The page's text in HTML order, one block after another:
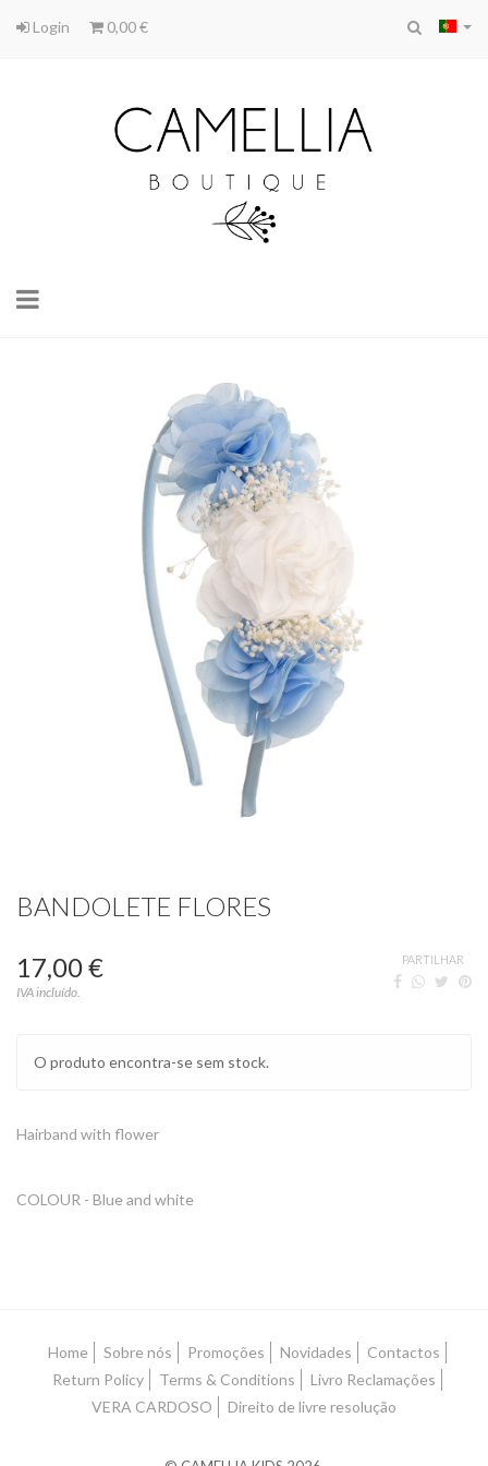
Login 0,00 €
Toggle
BANDOLETE FLORES
17,00 €
IVA incluído.
PARTILHAR
O produto encontra-se sem stock.
Hairband with flower
COLOUR - Blue and white
Home Sobre nós Promoções Novidades
Contactos
Return Policy
Terms & Conditions
Livro Reclamações
VERA CARDOSO
Direito de livre resolução